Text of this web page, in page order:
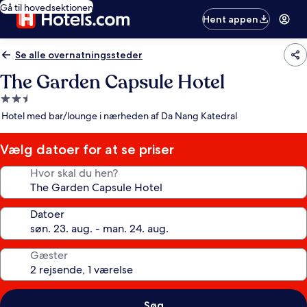
Gå til hovedsektionen
Hent appen
Se alle overnatningssteder
The Garden Capsule Hotel
2.5-
stjernet
Hotel med bar/lounge i nærheden af Da Nang Katedral
Vælg datoer for at se priser
Hvor skal du hen?
Datoer
Gæster